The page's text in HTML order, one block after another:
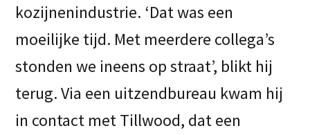
kozijnenindustrie. ‘Dat was een
moeilijke tijd. Met meerdere collega’s
stonden we ineens op straat’, blikt hij
terug. Via een uitzendbureau kwam hij
in contact met Tillwood, dat een